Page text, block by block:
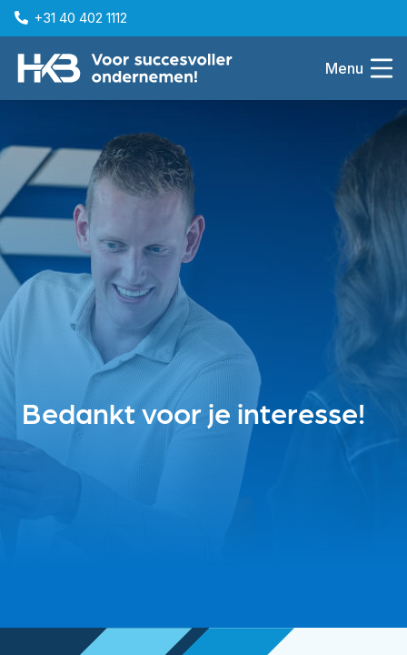
+31 40 402 1112
Menu
Bedankt voor je interesse!